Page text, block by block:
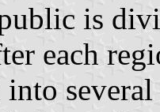
is
each
several